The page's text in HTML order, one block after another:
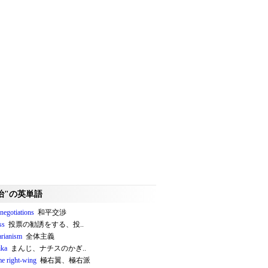
"の英単語
和平交渉
投票の勧誘をする、投..
全体主義
まんじ、ナチスのかぎ..
right-wing 極右翼、極右派